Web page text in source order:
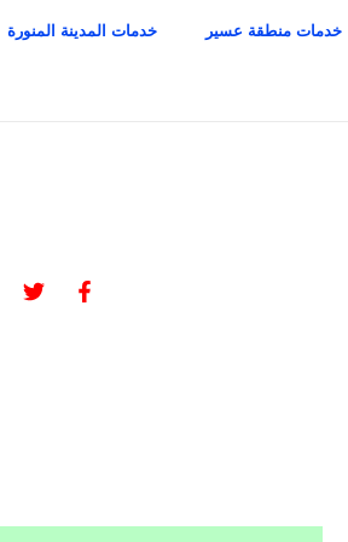
خدمات منطقة عسير خدمات المدينة المنورة